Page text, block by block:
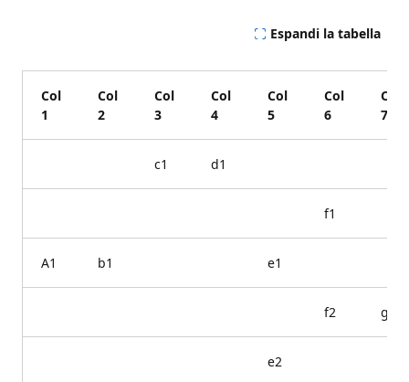
Espandi la tabella
Col
1
Col
2
Col
3
Col
4
Col
5
Col
6
Col
7
c1 d1
f1
A1 b1 e1
f2 g1
e2